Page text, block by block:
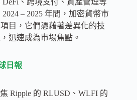
– 2025 年間，加密貨幣市
目，它們憑藉著差異化的技
迅速成為市場焦點。
日報
Ripple 的 RLUSD、WLFI 的